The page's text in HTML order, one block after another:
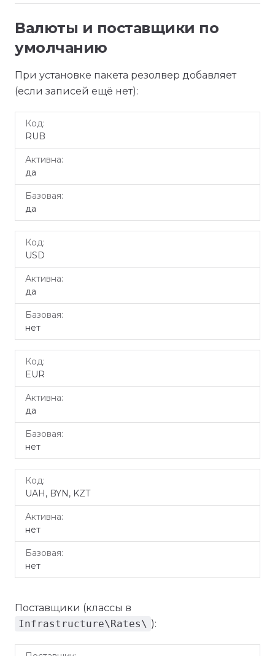
Валюты и поставщики по
умолчанию
При установке пакета резолвер добавляет
(если записей ещё нет):
Код
RUB
да
да
USD
да
нет
EUR
да
нет
UAH, BYN, KZT
нет
нет
Поставщики (классы в
Infrastructure\Rates\ ):